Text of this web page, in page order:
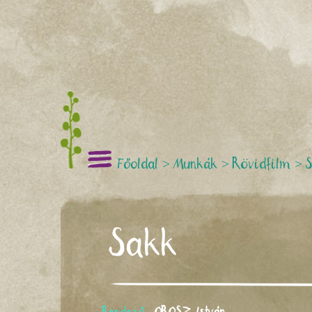
Főoldal > Munkák > Rövidfilm >
Sakk